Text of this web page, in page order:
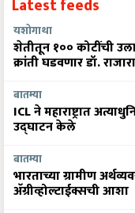
Latest feeds
यशोगाथा
शेतीतून १०० कोटींची
क्रांती घडवणार डॉ.
बातम्या
ICL ने महाराष्ट्रात
उद्घाटन केले
बातम्या
भारताच्या ग्रामीण
अ‍ॅग्रीव्होल्टाईक्सची आशा